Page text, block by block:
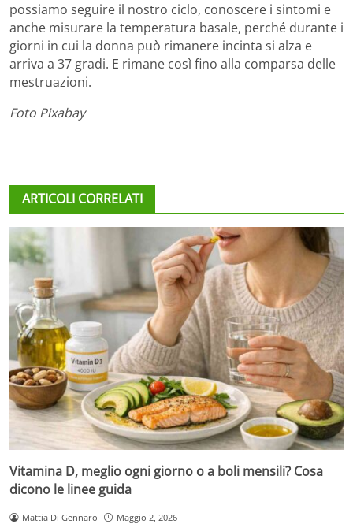
possiamo seguire il nostro ciclo, conoscere i sintomi e
anche misurare la temperatura basale, perché durante i
giorni in cui la donna può rimanere incinta si alza e
arriva a 37 gradi. E rimane così fino alla comparsa delle
mestruazioni.
Foto Pixabay
ARTICOLI CORRELATI
Vitamina D, meglio ogni giorno o a boli mensili? Cosa
dicono le linee guida
Mattia Di Gennaro Maggio 2, 2026